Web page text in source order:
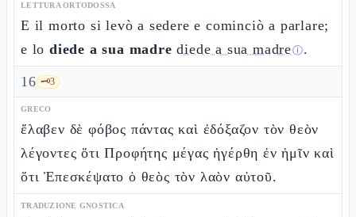
LETTURA ORTODOSSA
E il morto si levò a sedere e cominciò a parlare;
e lo diede a sua madre diede a sua madreⓘ.
16 🗝️3
GRECO
ἔλαβεν δὲ φόβος πάντας καὶ ἐδόξαζον τὸν θεὸν
λέγοντες ὅτι Προφήτης μέγας ἠγέρθη ἐν ἡμῖν καὶ
ὅτι Ἐπεσκέψατο ὁ θεὸς τὸν λαὸν αὐτοῦ.
TRADUZIONE GNOSTICA